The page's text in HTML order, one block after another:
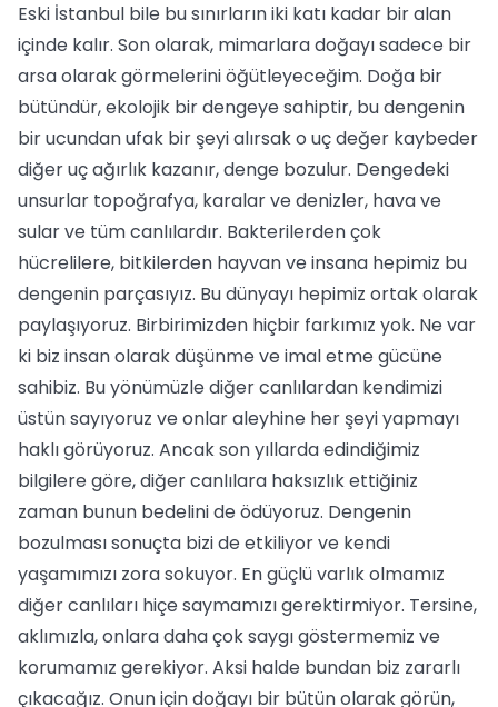
Eski İstanbul bile bu sınırların iki katı kadar bir alan
içinde kalır. Son olarak, mimarlara doğayı sadece bir
arsa olarak görmelerini öğütleyeceğim. Doğa bir
bütündür, ekolojik bir dengeye sahiptir, bu dengenin
bir ucundan ufak bir şeyi alırsak o uç değer kaybeder
diğer uç ağırlık kazanır, denge bozulur. Dengedeki
unsurlar topoğrafya, karalar ve denizler, hava ve
sular ve tüm canlılardır. Bakterilerden çok
hücrelilere, bitkilerden hayvan ve insana hepimiz bu
dengenin parçasıyız. Bu dünyayı hepimiz ortak olarak
paylaşıyoruz. Birbirimizden hiçbir farkımız yok. Ne var
ki biz insan olarak düşünme ve imal etme gücüne
sahibiz. Bu yönümüzle diğer canlılardan kendimizi
üstün sayıyoruz ve onlar aleyhine her şeyi yapmayı
haklı görüyoruz. Ancak son yıllarda edindiğimiz
bilgilere göre, diğer canlılara haksızlık ettiğiniz
zaman bunun bedelini de ödüyoruz. Dengenin
bozulması sonuçta bizi de etkiliyor ve kendi
yaşamımızı zora sokuyor. En güçlü varlık olmamız
diğer canlıları hiçe saymamızı gerektirmiyor. Tersine,
aklımızla, onlara daha çok saygı göstermemiz ve
korumamız gerekiyor. Aksi halde bundan biz zararlı
çıkacağız. Onun için doğayı bir bütün olarak görün,